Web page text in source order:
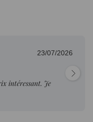
23/07/2026
intéressant. Je